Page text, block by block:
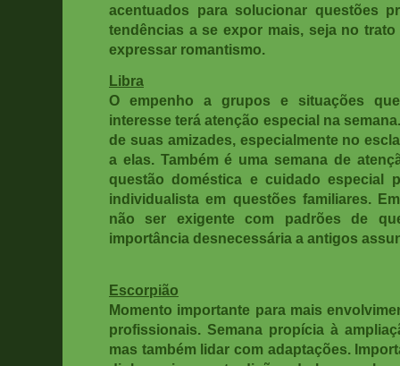
acentuados para solucionar questões
tendências a se expor mais, seja no
expressar romantismo.
Libra
O empenho a grupos e situações
interesse terá atenção especial na
de suas amizades, especialmente no
a elas. Também é uma semana de
questão doméstica e cuidado especial
individualista em questões familiares.
não ser exigente com padrões de
importância desnecessária a antigos
Escorpião
Momento importante para mais
profissionais. Semana propícia à
mas também lidar com adaptações.